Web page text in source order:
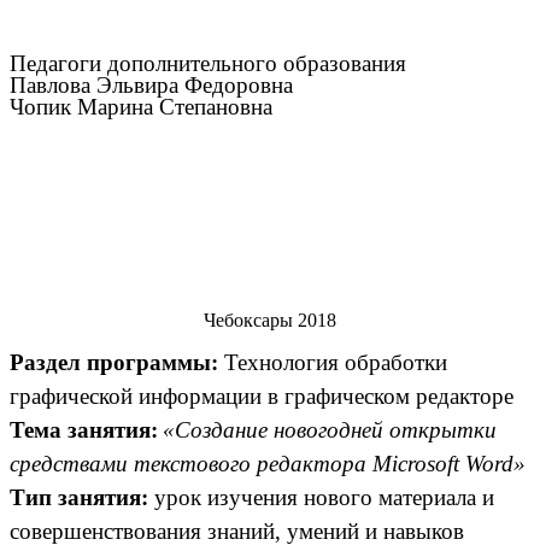
Педагоги дополнительного образования
Павлова Эльвира Федоровна
Чопик Марина Степановна
Чебоксары 2018
Раздел программы: Технология обработки
графической информации в графическом редакторе
Тема занятия: «Создание новогодней открытки
средствами текстового редактора Microsoft Word»
Тип занятия: урок изучения нового материала и
совершенствования знаний, умений и навыков